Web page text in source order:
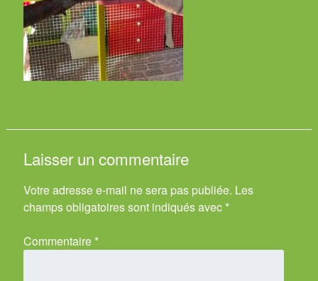
Laisser un commentaire
Votre adresse e-mail ne sera pas publiée. Les
champs obligatoires sont indiqués avec *
Commentaire *